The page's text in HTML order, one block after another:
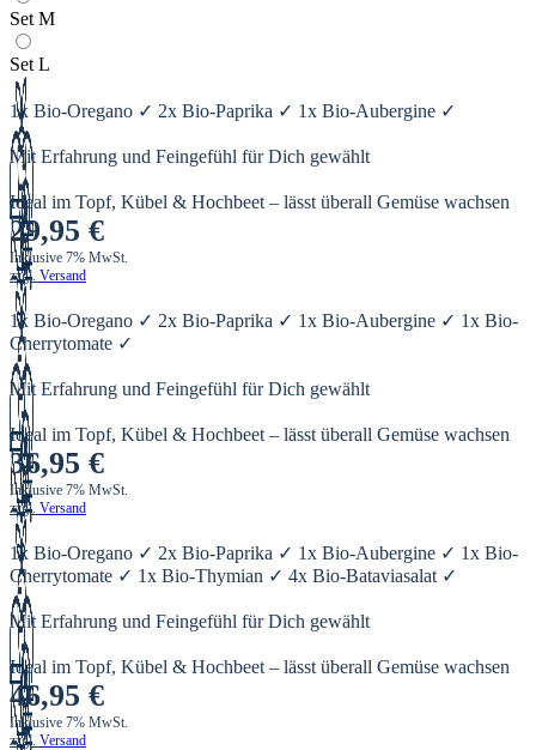
Set M
Set L
1x Bio-Oregano ✓ 2x Bio-Paprika ✓ 1x Bio-Aubergine ✓
Mit Erfahrung und Feingefühl für Dich gewählt
Ideal im Topf, Kübel & Hochbeet – lässt überall Gemüse wachsen
29,95 €
Inklusive 7% MwSt.
zzgl. Versand
1x Bio-Oregano ✓ 2x Bio-Paprika ✓ 1x Bio-Aubergine ✓ 1x Bio-
Cherrytomate ✓
Mit Erfahrung und Feingefühl für Dich gewählt
Ideal im Topf, Kübel & Hochbeet – lässt überall Gemüse wachsen
36,95 €
Inklusive 7% MwSt.
zzgl. Versand
1x Bio-Oregano ✓ 2x Bio-Paprika ✓ 1x Bio-Aubergine ✓ 1x Bio-
Cherrytomate ✓ 1x Bio-Thymian ✓ 4x Bio-Bataviasalat ✓
Mit Erfahrung und Feingefühl für Dich gewählt
Ideal im Topf, Kübel & Hochbeet – lässt überall Gemüse wachsen
46,95 €
Inklusive 7% MwSt.
zzgl. Versand